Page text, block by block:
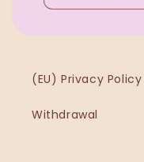
(EU) Privacy Policy
Withdrawal